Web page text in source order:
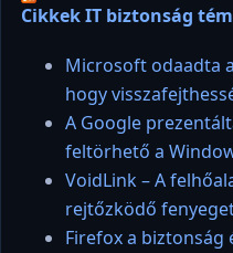
Cikkek IT biztonság
Microsoft odaadta
hogy
A Google
feltörhető a
VoidLink – A
rejtőzködő
Firefox a biztonság